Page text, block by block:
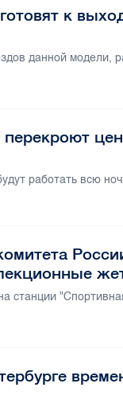
к
данной модели,
перекроют
работать всю
станции